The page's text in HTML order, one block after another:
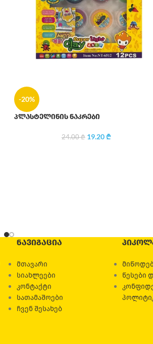
-20%
პლასტელინის ნაკრები
24.00₾ 19.20₾
ᲜᲐᲕᲘᲒᲐᲪᲘᲐ
მთავარი
სიახლეები
კონტაქტი
სათამაშოები
ჩვენ შესახებ
წესები